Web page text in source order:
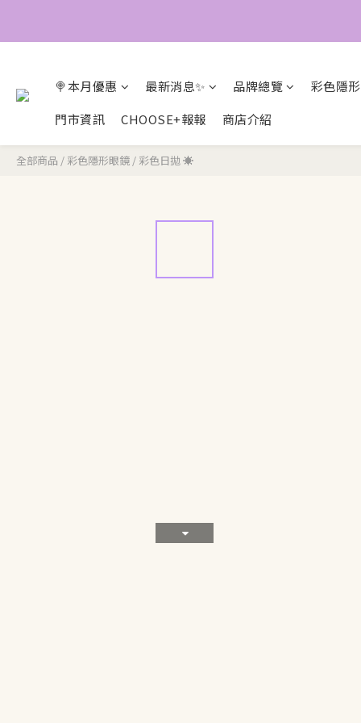
🍭本月優惠 最新消息✨ 品牌總覽
彩色隱
門市資訊
CHOOSE+報報 商店介紹
全部商品 / 彩色隱形眼鏡 / 彩色日拋 ☀️